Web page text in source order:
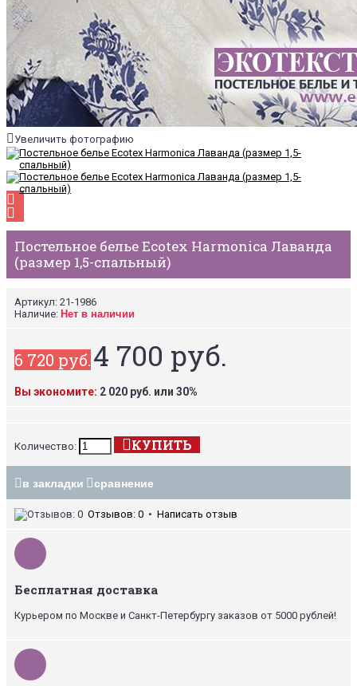
Увеличить фотографию
Постельное белье Ecotex Harmonica Лаванда
(размер 1,5-спальный)
Артикул: 21-1986
Наличие: Нет в наличии
6 720 руб.4 700 руб.
Вы экономите: 2 020 руб. или 30%
Количество: КУПИТЬ
в закладки сравнение
Отзывов: 0 • Написать отзыв
Бесплатная доставка
Курьером по Москве и Санкт-Петербургу заказов от 5000 рублей!